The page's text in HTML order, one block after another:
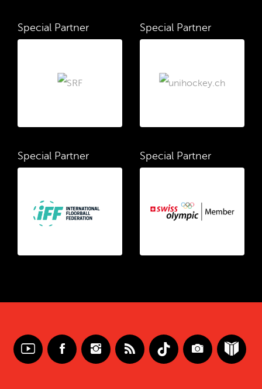
Special Partner Special Partner
Special Partner Special Partner